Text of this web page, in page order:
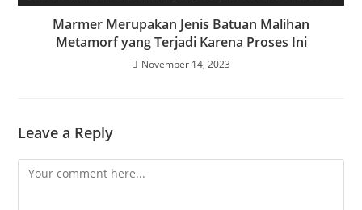
Marmer Merupakan Jenis Batuan Malihan
Metamorf yang Terjadi Karena Proses Ini
November 14, 2023
Leave a Reply
Comment